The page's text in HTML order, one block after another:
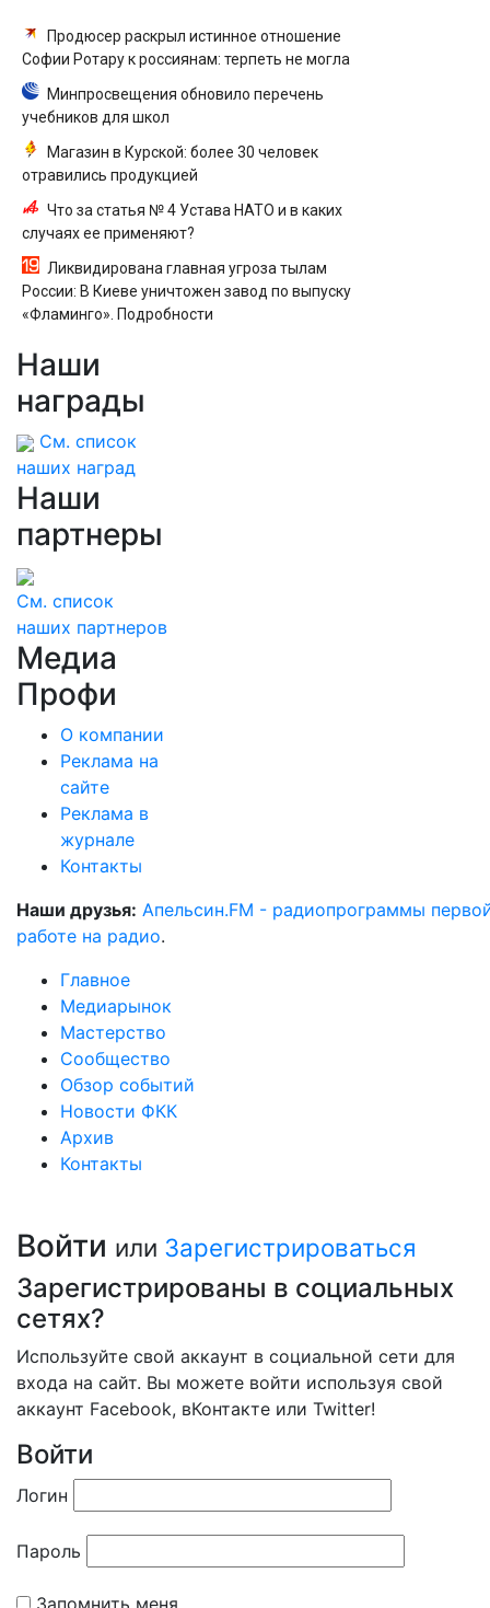
Продюсер раскрыл истинное отношение
Софии Ротару к россиянам: терпеть не могла
Минпросвещения обновило перечень
учебников для школ
Магазин в Курской: более 30 человек
отравились продукцией
Что за статья № 4 Устава НАТО и в каких
случаях ее применяют?
Ликвидирована главная угроза тылам
России: В Киеве уничтожен завод по выпуску
«Фламинго». Подробности
Наши
награды
См. список
наших наград
Наши
партнеры
См. список
наших партнеров
Медиа
Профи
О компании
Реклама на
сайте
Реклама в
журнале
Контакты
Наши друзья: Апельсин.FM - радиопрограммы
работе на радио.
Главное
Медиарынок
Мастерство
Сообщество
Обзор событий
Новости ФКК
Архив
Контакты
Войти или Зарегистрироваться
Зарегистрированы в социальных
сетях?
Используйте свой аккаунт в социальной сети для
входа на сайт. Вы можете войти используя свой
аккаунт Facebook, вКонтакте или Twitter!
Войти
Логин
Пароль
Запомнить меня